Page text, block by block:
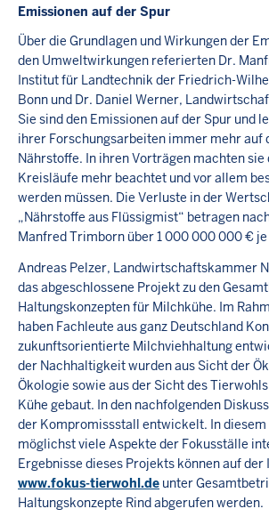
Emissionen auf der Spur
Über die Grundlagen und Wirkungen der
den Umweltwirkungen referierten Dr.
Institut für Landtechnik der Friedrich-
Bonn und Dr. Daniel Werner,
Sie sind den Emissionen auf der Spur und
ihrer Forschungsarbeiten immer mehr auf
Nährstoffe. In ihren Vorträgen machten sie
Kreisläufe mehr beachtet und vor allem
werden müssen. Die Verluste in der
„Nährstoffe aus Flüssigmist“ betragen
Manfred Trimborn über 1 000 000 000 € je
Andreas Pelzer, Landwirtschaftskammer
das abgeschlossene Projekt zu den
Haltungskonzepten für Milchkühe. Im
haben Fachleute aus ganz Deutschland
zukunftsorientierte Milchviehhaltung
der Nachhaltigkeit wurden aus Sicht der
Ökologie sowie aus der Sicht des
Kühe gebaut. In den nachfolgenden
der Kompromissstall entwickelt. In
möglichst viele Aspekte der Fokusställe
Ergebnisse dieses Projekts können auf
www.fokus-tierwohl.de unter
Haltungskonzepte Rind abgerufen werden.